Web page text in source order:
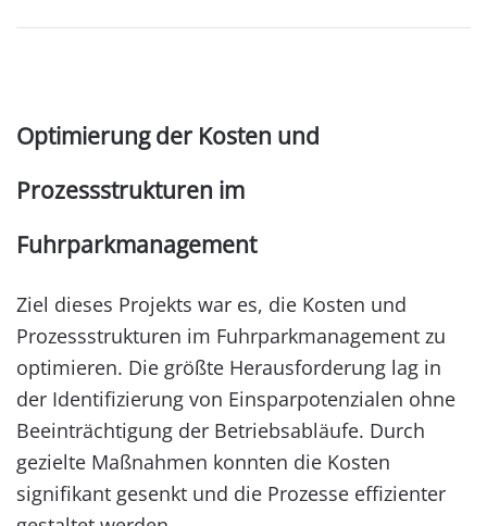
Optimierung der Kosten und
Prozessstrukturen im
Fuhrparkmanagement
Ziel dieses Projekts war es, die Kosten und
Prozessstrukturen im Fuhrparkmanagement zu
optimieren. Die größte Herausforderung lag in
der Identifizierung von Einsparpotenzialen ohne
Beeinträchtigung der Betriebsabläufe. Durch
gezielte Maßnahmen konnten die Kosten
signifikant gesenkt und die Prozesse effizienter